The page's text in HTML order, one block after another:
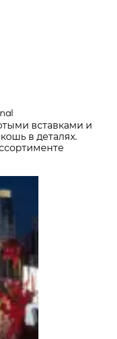
вставками и
в деталях.